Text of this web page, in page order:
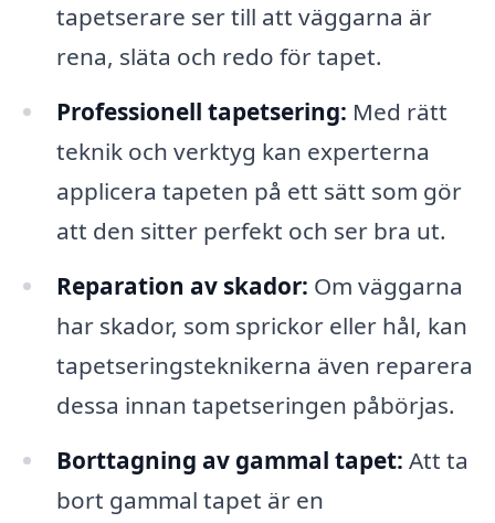
tapetserare ser till att väggarna är
rena, släta och redo för tapet.
Professionell tapetsering: Med rätt
teknik och verktyg kan experterna
applicera tapeten på ett sätt som gör
att den sitter perfekt och ser bra ut.
Reparation av skador: Om väggarna
har skador, som sprickor eller hål, kan
tapetseringsteknikerna även reparera
dessa innan tapetseringen påbörjas.
Borttagning av gammal tapet: Att ta
bort gammal tapet är en